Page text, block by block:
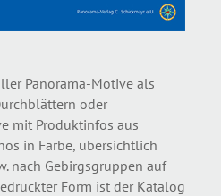
Panorama-Motive als
oder
mit Produktinfos aus
in Farbe, übersichtlich
nach Gebirgsgruppen auf
Form ist der Katalog